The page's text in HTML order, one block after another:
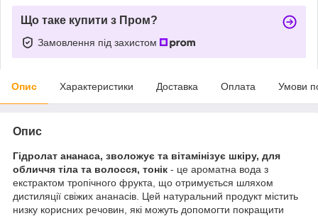
Що таке купити з Пром?
Замовлення під захистом
Опис Характеристики Доставка Оплата Умови
Опис
Гідролат ананаса, зволожує та вітамінізує шкіру, для
обличчя тіла та волосся, тонік - це ароматна вода з
екстрактом тропічного фрукта, що отримується шляхом
дистиляції свіжих ананасів. Цей натуральний продукт містить
низку корисних речовин, які можуть допомогти покращити